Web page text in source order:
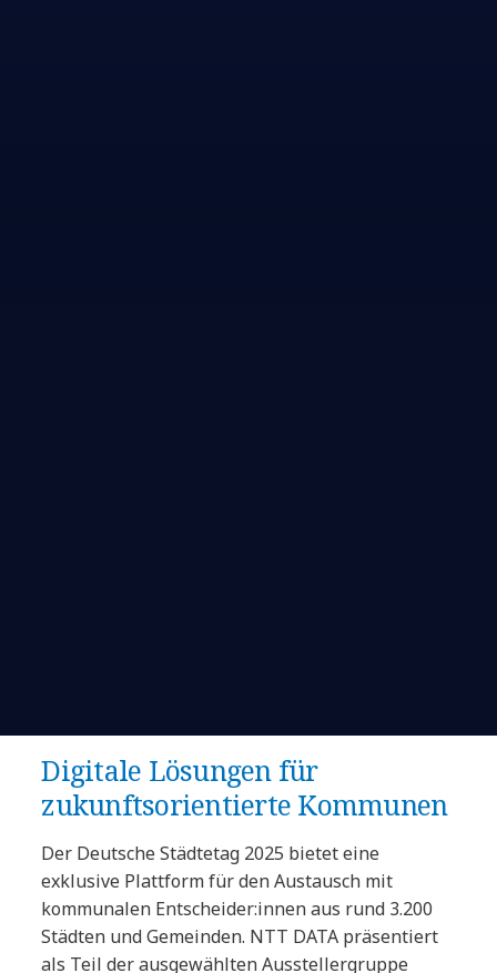
Digitale Lösungen für
zukunftsorientierte Kommunen
Der Deutsche Städtetag 2025 bietet eine
exklusive Plattform für den Austausch mit
kommunalen Entscheider:innen aus rund 3.200
Städten und Gemeinden. NTT DATA präsentiert
als Teil der ausgewählten Ausstellergruppe